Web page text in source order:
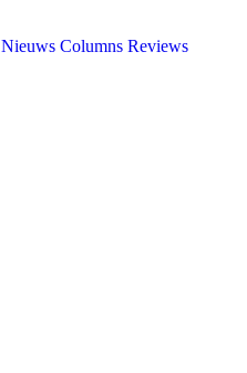
Nieuws Columns Reviews